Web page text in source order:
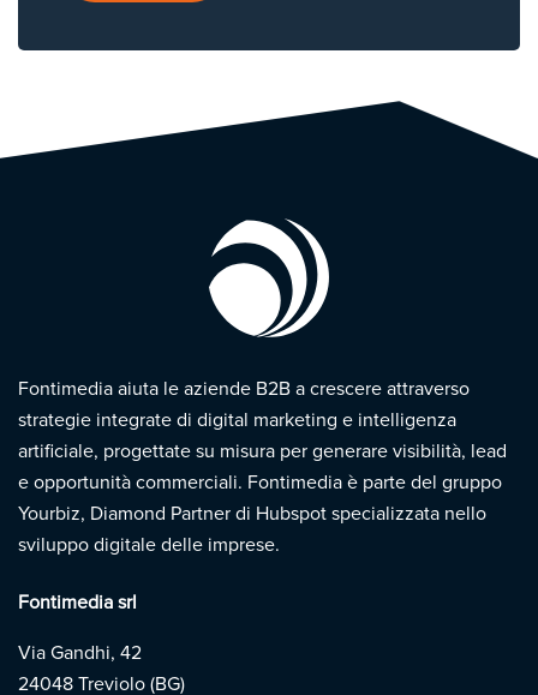
Fontimedia aiuta le aziende B2B a crescere attraverso
strategie integrate di digital marketing e intelligenza
artificiale, progettate su misura per generare visibilità, lead
e opportunità commerciali. Fontimedia è parte del gruppo
Yourbiz, Diamond Partner di Hubspot specializzata nello
sviluppo digitale delle imprese.
Fontimedia srl
Via Gandhi, 42
24048 Treviolo (BG)